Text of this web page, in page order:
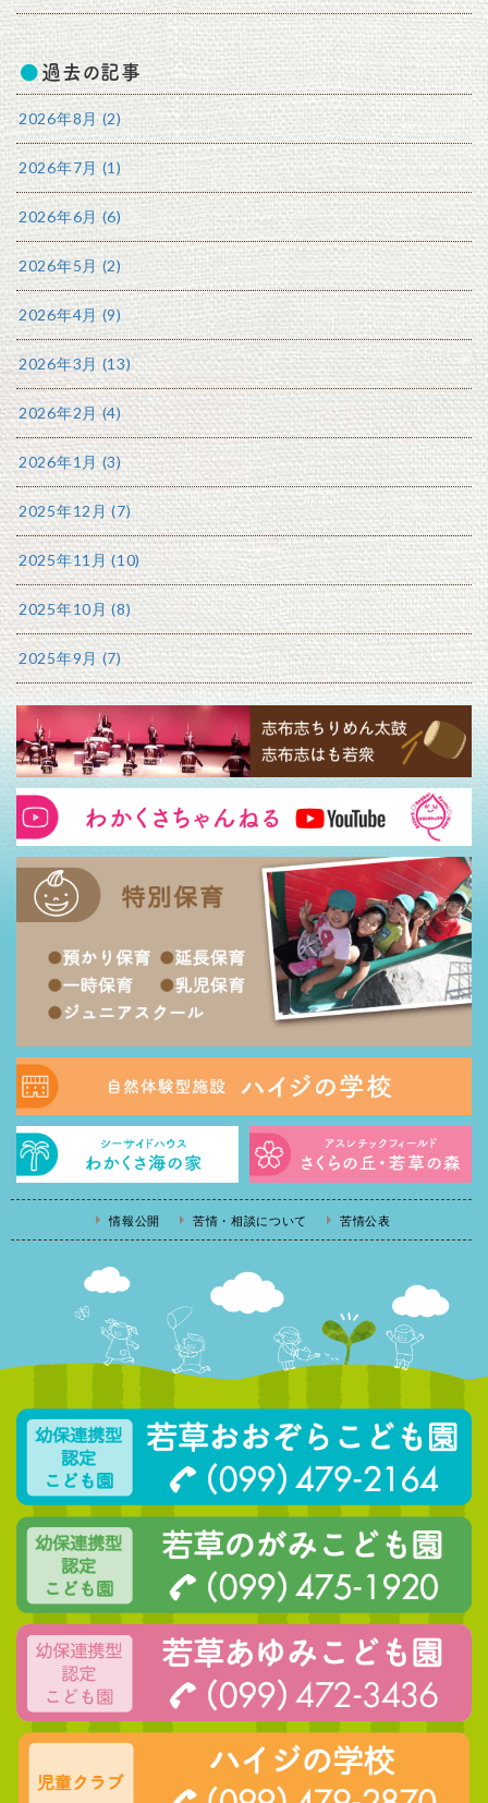
過去の記事
2026年8月 (2)
2026年7月 (1)
2026年6月 (6)
2026年5月 (2)
2026年4月 (9)
2026年3月 (13)
2026年2月 (4)
2026年1月 (3)
2025年12月 (7)
2025年11月 (10)
2025年10月 (8)
2025年9月 (7)
情報公開 苦情・相談について 苦情公表